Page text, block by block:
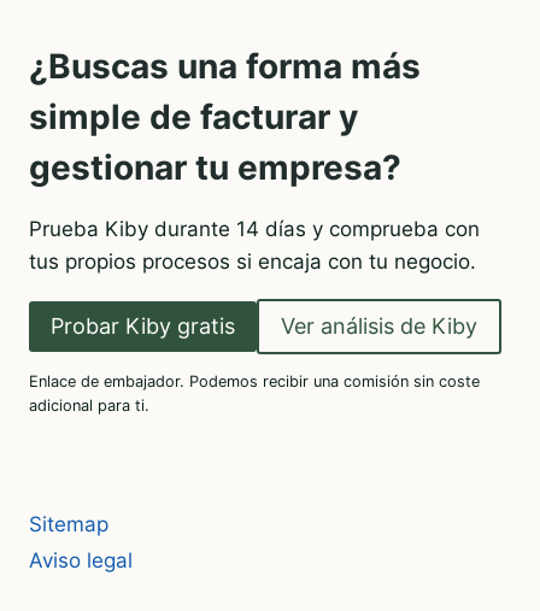
¿Buscas una forma más
simple de facturar y
gestionar tu empresa?
Prueba Kiby durante 14 días y comprueba con
tus propios procesos si encaja con tu negocio.
Probar Kiby gratis Ver análisis de Kiby
Enlace de embajador. Podemos recibir una comisión sin coste
adicional para ti.
Sitemap
Aviso legal